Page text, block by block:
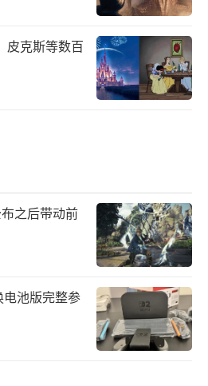
皮克斯等数百
之后带动前
池版完整参